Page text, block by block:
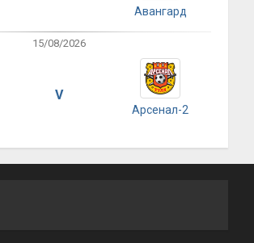
Авангард
15/08/2026
V
Арсенал-2